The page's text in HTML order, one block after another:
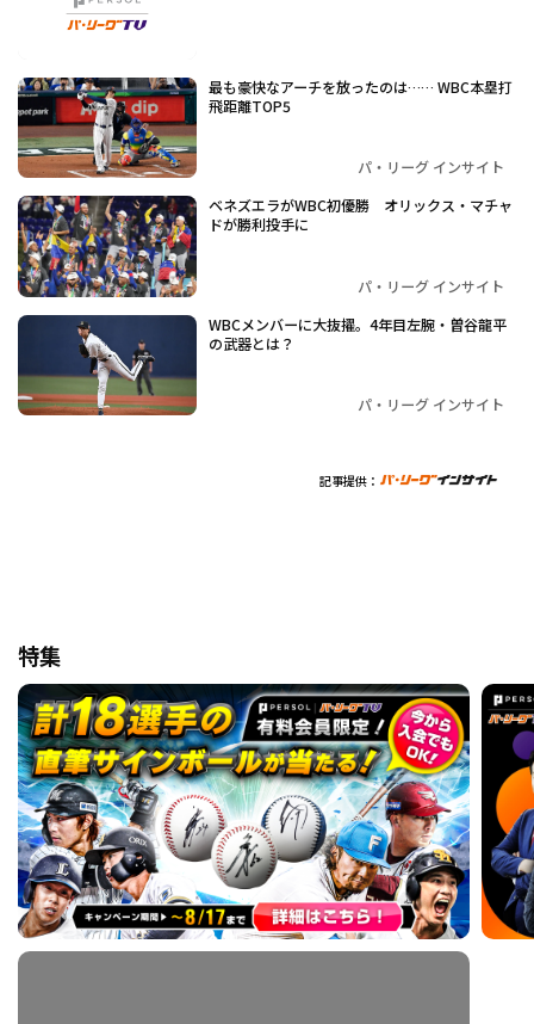
最も豪快なアーチを放ったのは…… WBC本塁打
飛距離TOP5
パ・リーグ インサイト
ベネズエラがWBC初優勝 オリックス・マチャ
ドが勝利投手に
パ・リーグ インサイト
WBCメンバーに大抜擢。4年目左腕・曽谷龍平
の武器とは？
パ・リーグ インサイト
記事提供：
特集